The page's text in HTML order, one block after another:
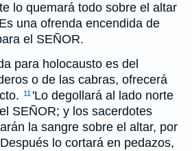
lo quemará todo sobre el altar
una ofrenda encendida de
el SEÑOR.
para holocausto es del
o de las cabras, ofrecerá
11 'Lo degollará al lado norte
SEÑOR; y los sacerdotes
la sangre sobre el altar, por
lo cortará en pedazos,